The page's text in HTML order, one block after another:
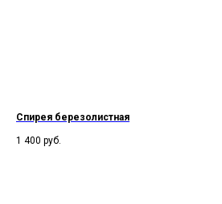
Спирея березолистная
1 400 руб.